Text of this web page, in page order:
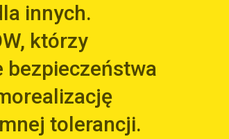
innych.
którzy
bezpieczeństwa
tolerancji.